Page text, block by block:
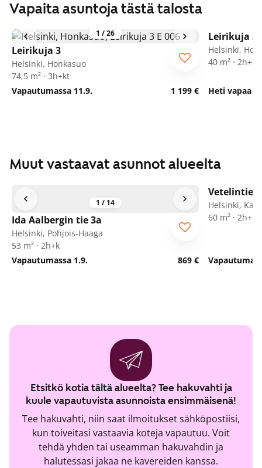
Vapaita asuntoja tästä talosta
1 /26
Leirikuja 3
Helsinki, Honkasuo
74,5 m² · 3h+kt
Vapautumassa 11.9.
1 199 €
Leirikuja 3
Helsinki,
40 m² · 2h+kt
Heti vapaa
Muut vastaavat asunnot alueelta
1 / 14
Ida Aalbergin tie 3a
Helsinki, Pohjois-Haaga
53 m² · 2h+k
Vapautumassa 1.9.
869 €
Vetelintie 5
Helsinki,
60 m² · 2h+k
Etsitkö kotia tältä alueelta? Tee hakuvahti ja
kuule vapautuvista asunnoista ensimmäisenä!
Tee hakuvahti, niin saat ilmoitukset sähköpostiisi,
kun toiveitasi vastaavia koteja vapautuu. Voit
tehdä yhden tai useamman hakuvahdin ja
halutessasi jakaa ne kavereiden kanssa.